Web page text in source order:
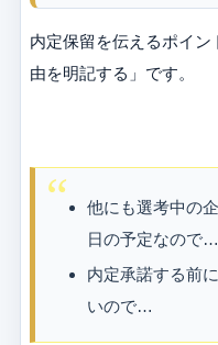
内定保留を伝えるポイ
由を明記する」です。
他にも選考中の
日の予定なので…
内定承諾する前
いので…